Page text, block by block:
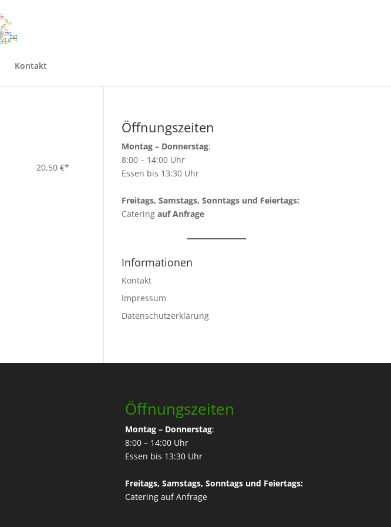
Kontakt
20,50 €*
Öffnungszeiten
Montag – Donnerstag:
8:00 – 14:00 Uhr
Essen bis 13:30 Uhr
Freitags, Samstags, Sonntags und Feiertags:
Catering auf Anfrage
Informationen
Kontakt
Impressum
Datenschutzerklärung
Öffnungszeiten
Montag – Donnerstag:
8:00 – 14:00 Uhr
Essen bis 13:30 Uhr
Freitags, Samstags, Sonntags und Feiertags:
Catering auf Anfrage